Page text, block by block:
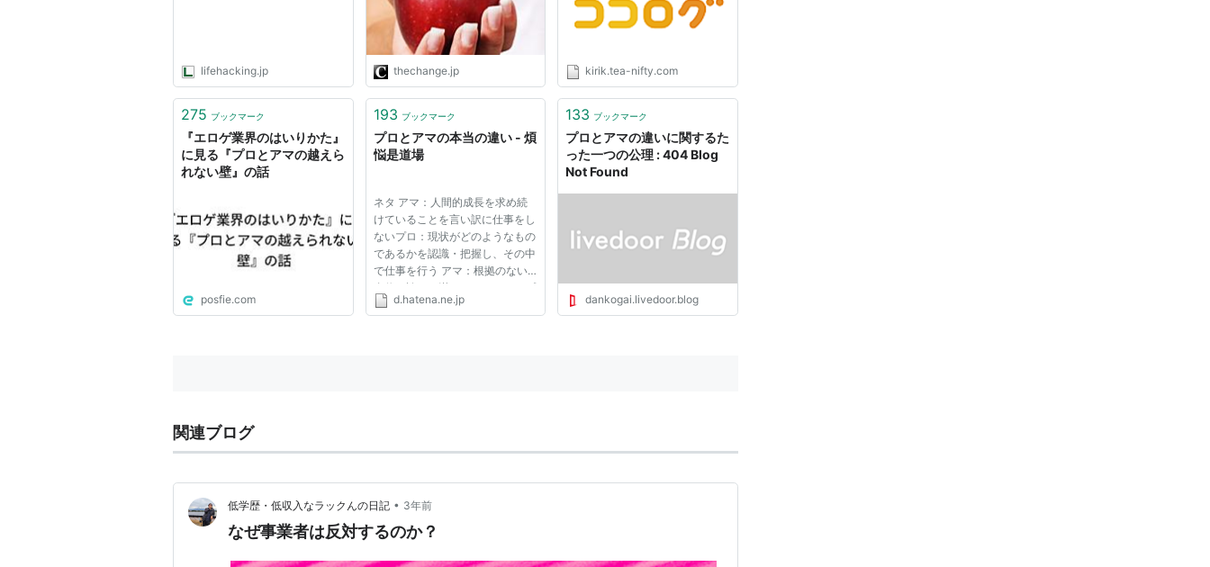
lifehacking.jp thechange.jp kirik.tea-nifty.com
275 ブックマーク
『エロゲ業界のはいりかた』
に見る『プロとアマの越えら
れない壁』の話
posfie.com
193 ブックマーク
プロとアマの本当の違い - 煩
悩是道場
ネタ アマ：人間的成長を求め続
けていることを言い訳に仕事をし
ないプロ：現状がどのようなもの
であるかを認識・把握し、その中
で仕事を行う アマ：根拠のない
自信と誇りに満ちあふれているプ
ロ：ぐちっぽいが仕事はこなす
d.hatena.ne.jp
133 ブックマーク
プロとアマの違いに関するた
った一つの公理 : 404 Blog
Not Found
dankogai.livedoor.blog
関連ブログ
低学歴・低収入なラックんの日記 • 3年前
なぜ事業者は反対するのか？